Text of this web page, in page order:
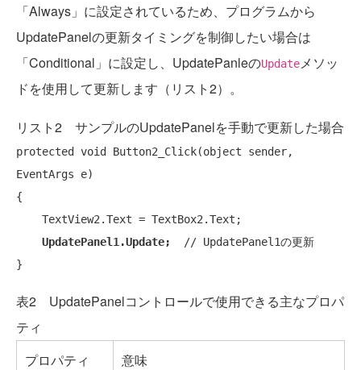
「Always」に設定されているため、プログラムから
UpdatePanelの更新タイミングを制御したい場合は
「Conditional」に設定し、UpdatePanleのUpdateメソッ
ドを使用して更新します（リスト2）。
リスト2 サンプルのUpdatePanelを手動で更新した場合
protected void Button2_Click(object sender,
EventArgs e)
{
UpdatePanel1.Update;
// UpdatePanel1の更新
表2 UpdatePanelコントロールで使用できる主なプロパ
ティ
プロパティ
意味